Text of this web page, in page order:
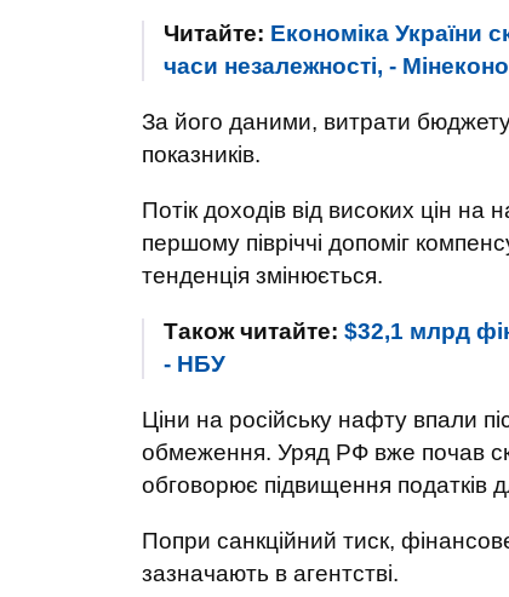
Читайте: Економіка України
часи незалежності, -
За його даними, витрати
показників.
Потік доходів від високих цін на
першому півріччі допоміг
тенденція змінюється.
Також читайте: $32,1 млрд
- НБУ
Ціни на російську нафту впали
обмеження. Уряд РФ вже почав
обговорює підвищення податків
Попри санкційний тиск,
зазначають в агентстві.